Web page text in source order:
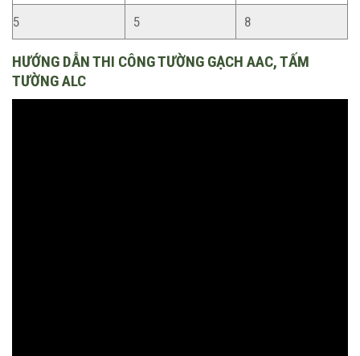
5 5 8
HƯỚNG DẪN THI CÔNG TƯỜNG GẠCH AAC, TẤM
TƯỜNG ALC